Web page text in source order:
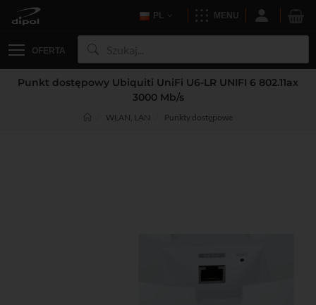
PL MENU
OFERTA
Punkt dostępowy Ubiquiti UniFi U6-LR UNIFI 6 802.11ax
3000 Mb/s
WLAN, LAN Punkty dostępowe